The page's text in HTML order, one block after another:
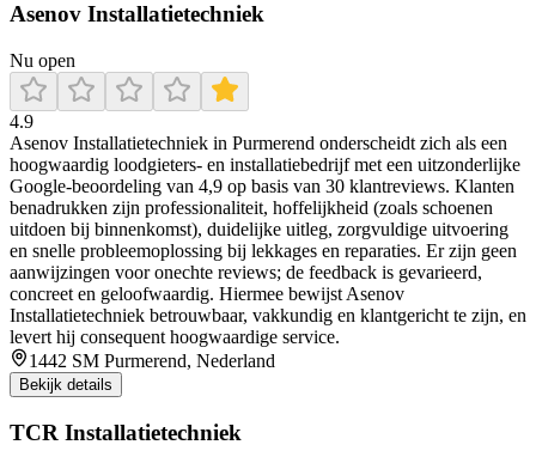
Asenov Installatietechniek
Nu open
4.9
Asenov Installatietechniek in Purmerend onderscheidt zich als een
hoogwaardig loodgieters- en installatiebedrijf met een uitzonderlijke
Google-beoordeling van 4,9 op basis van 30 klantreviews. Klanten
benadrukken zijn professionaliteit, hoffelijkheid (zoals schoenen
uitdoen bij binnenkomst), duidelijke uitleg, zorgvuldige uitvoering
en snelle probleemoplossing bij lekkages en reparaties. Er zijn geen
aanwijzingen voor onechte reviews; de feedback is gevarieerd,
concreet en geloofwaardig. Hiermee bewijst Asenov
Installatietechniek betrouwbaar, vakkundig en klantgericht te zijn, en
levert hij consequent hoogwaardige service.
1442 SM Purmerend, Nederland
Bekijk details
TCR Installatietechniek